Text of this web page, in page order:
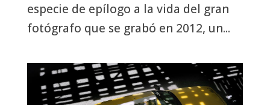
especie de epílogo a la vida del gran
fotógrafo que se grabó en 2012, un...